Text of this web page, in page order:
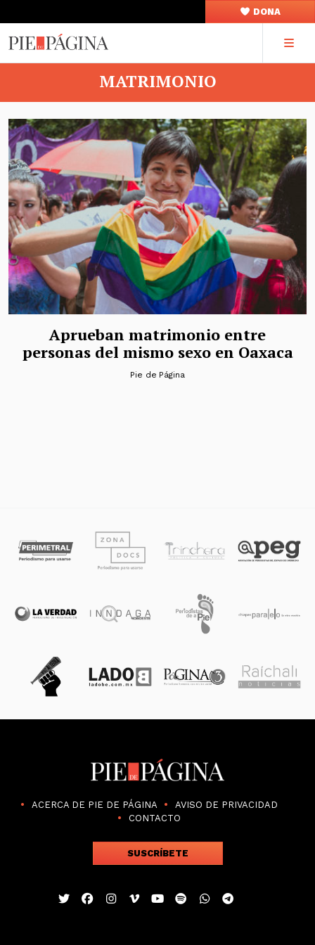
DONA
MATRIMONIO
Aprueban matrimonio entre
personas del mismo sexo en Oaxaca
Pie de Página
ACERCA DE PIE DE PÁGINA
AVISO DE PRIVACIDAD
CONTACTO
SUSCRÍBETE